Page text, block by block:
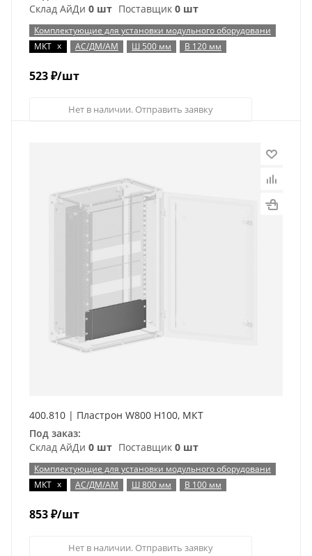
Склад АйДи 0 шт Поставщик 0 шт
Комплектующие для установки модульного оборудовани
МКТ x АС/ДМ/АМ Ш 500 мм В 120 мм
523₽/шт
Нет в наличии. Отправить заявку
400.810 | Пластрон W800 H100, МКТ
Под заказ:
Склад АйДи 0 шт Поставщик 0 шт
Комплектующие для установки модульного оборудовани
МКТ x АС/ДМ/АМ Ш 800 мм В 100 мм
853₽/шт
Нет в наличии. Отправить заявку